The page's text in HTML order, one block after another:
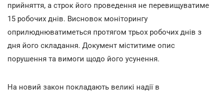
прийняття, а строк його проведення не перевищуватиме
15 робочих днів. Висновок моніторингу
оприлюднюватиметься протягом трьох робочих днів з
дня його складання. Документ міститиме опис
порушення та вимоги щодо його усунення.
На новий закон покладають великі надії в